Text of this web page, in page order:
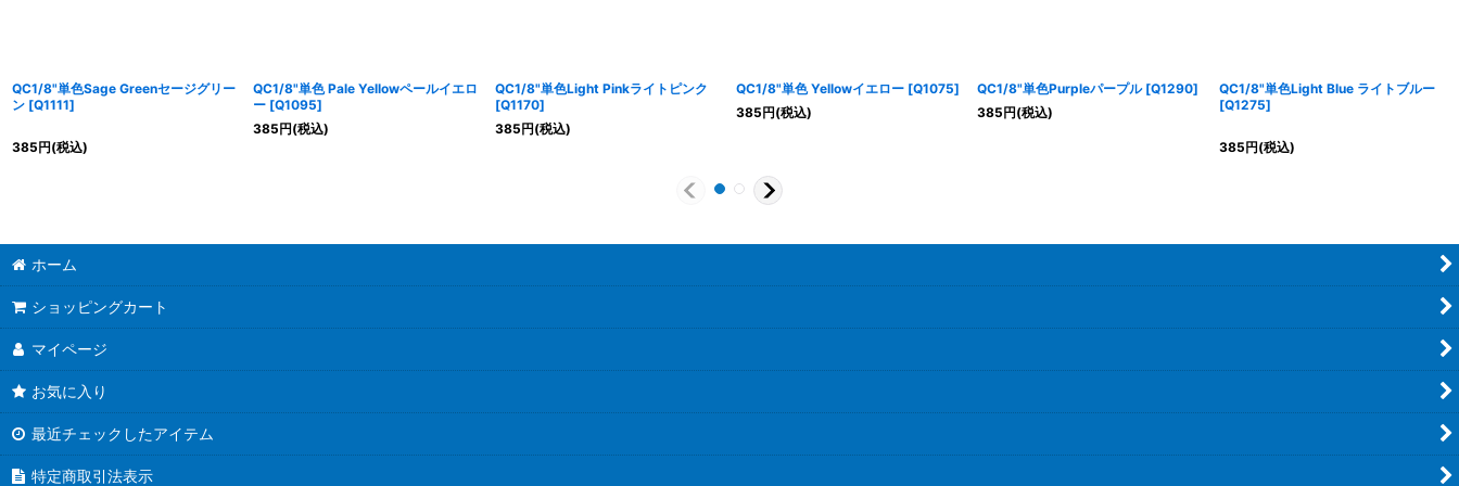
QC1/8"単色Sage Greenセージグリー
ン [Q1111]
385円(税込)
QC1/8"単色 Pale Yellowペールイエロ
ー [Q1095]
385円(税込)
QC1/8"単色Light Pinkライトピンク
[Q1170]
385円(税込)
QC1/8"単色 Yellowイエロー [Q1075]
385円(税込)
QC1/8"単色Purpleパープル [Q1290]
385円(税込)
QC1/8"単色Light Blue ライトブルー
[Q1275]
385円(税込)
ホーム
ショッピングカート
マイページ
お気に入り
最近チェックしたアイテム
特定商取引法表示